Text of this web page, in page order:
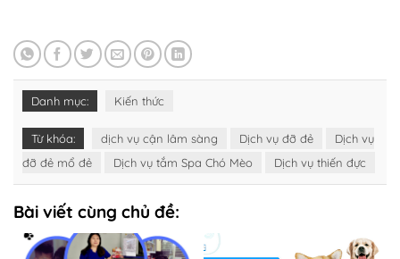
Danh mục: Kiến thức
Từ khóa: dịch vụ cận lâm sàng Dịch vụ đỡ đẻ
Dịch vụ
đỡ đẻ mổ đẻ
Dịch vụ tắm Spa Chó Mèo Dịch vụ thiến đực
Bài viết cùng chủ đề: